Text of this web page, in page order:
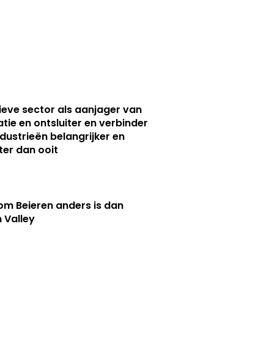
sector als aanjager van
en ontsluiter en verbinder
belangrijker en
dan ooit
Beieren anders is dan
Valley